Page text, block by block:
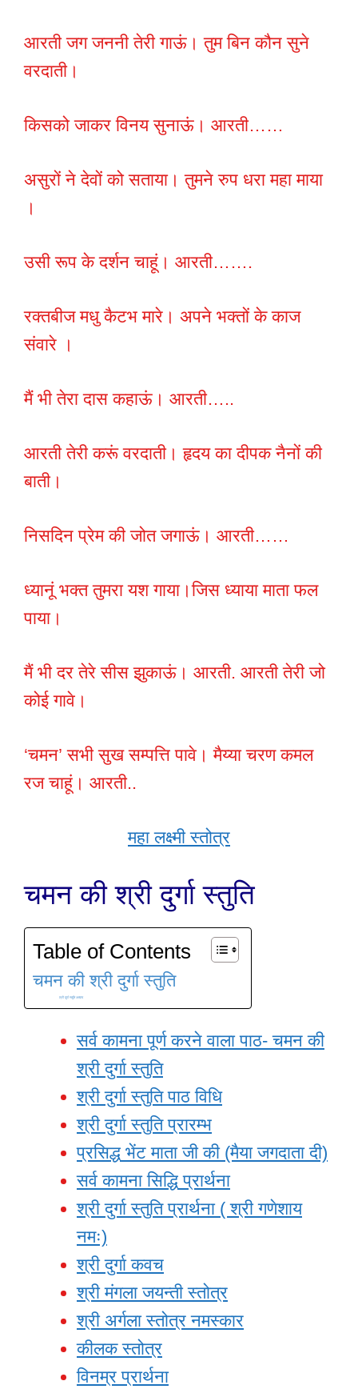
आरती जग जननी तेरी गाऊं। तुम बिन कौन सुने
वरदाती।
किसको जाकर विनय सुनाऊं। आरती……
असुरों ने देवों को सताया। तुमने रुप धरा महा माया
।
उसी रूप के दर्शन चाहूं। आरती…….
रक्तबीज मधु कैटभ मारे। अपने भक्तों के काज
संवारे ।
मैं भी तेरा दास कहाऊं। आरती…..
आरती तेरी करूं वरदाती। हृदय का दीपक नैनों की
बाती।
निसदिन प्रेम की जोत जगाऊं। आरती……
ध्यानूं भक्त तुमरा यश गाया।जिस ध्याया माता फल
पाया।
मैं भी दर तेरे सीस झुकाऊं। आरती. आरती तेरी जो
कोई गावे।
‘चमन’ सभी सुख सम्पत्ति पावे। मैय्या चरण कमल
रज चाहूं। आरती..
महा लक्ष्मी स्तोत्र
चमन की श्री दुर्गा स्तुति
Table of Contents
चमन की श्री दुर्गा स्तुति
श्री दुर्गा स्तुति अध्याय
सर्व कामना पूर्ण करने वाला पाठ- चमन की
श्री दुर्गा स्तुति
श्री दुर्गा स्तुति पाठ विधि
श्री दुर्गा स्तुति प्रारम्भ
प्रसिद्ध भेंट माता जी की (मैया जगदाता दी)
सर्व कामना सिद्धि प्रार्थना
श्री दुर्गा स्तुति प्रार्थना ( श्री गणेशाय
नमः)
श्री दुर्गा कवच
श्री मंगला जयन्ती स्तोत्र
श्री अर्गला स्तोत्र नमस्कार
कीलक स्तोत्र
विनम्र प्रार्थना